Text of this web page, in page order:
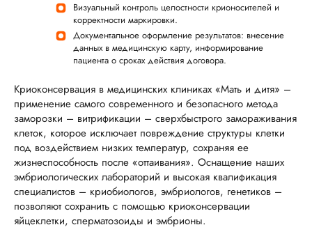
Визуальный контроль целостности крионосителей и
корректности маркировки.
Документальное оформление результатов: внесение
данных в медицинскую карту, информирование
пациента о сроках действия договора.
Криоконсервация в медицинских клиниках «Мать и дитя» –
применение самого современного и безопасного метода
заморозки – витрификации – сверхбыстрого замораживания
клеток, которое исключает повреждение структуры клетки
под воздействием низких температур, сохраняя ее
жизнеспособность после «оттаивания». Оснащение наших
эмбриологических лабораторий и высокая квалификация
специалистов – криобиологов, эмбриологов, генетиков –
позволяют сохранить с помощью криоконсервации
яйцеклетки, сперматозоиды и эмбрионы.